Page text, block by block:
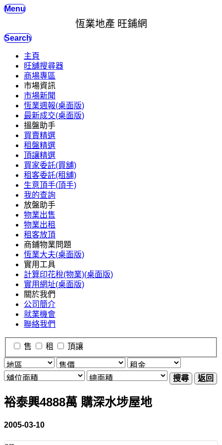
Menu
恆業地產 旺鋪網
Search
主頁
旺舖搜尋器
商場專區
市場資訊
市場新聞
恆業週報(桌面版)
最新成交(桌面版)
搵盤助手
買賣精選
租盤精選
頂讓精選
買家委託(買舖)
租客委託(租舖)
生意頂手(頂手)
我的查詢
放盤助手
物業出售
物業出租
租客放頂
商鋪物業問題
恆業大夫(桌面版)
實用工具
計算印花稅(物業)(桌面版)
實用網址(桌面版)
關於我們
公司簡介
就業機會
聯絡我們
售 租 頂讓
搜尋 返回
裕泰興4888萬 購深水埗屋地
2005-03-10